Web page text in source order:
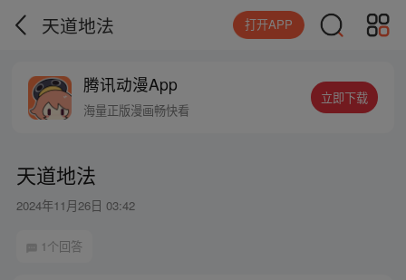
天道地法 打开APP
腾讯动漫App
海量正版漫画畅快看
立即下载
天道地法
2024年11月26日 03:42
1个回答